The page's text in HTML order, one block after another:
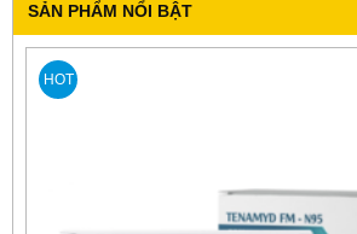
SẢN PHẨM NỔI BẬT
HOT